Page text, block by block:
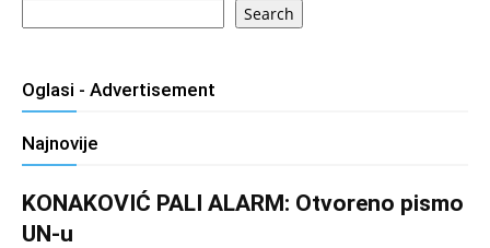
Search
Oglasi - Advertisement
Najnovije
KONAKOVIĆ PALI ALARM: Otvoreno pismo
UN-u